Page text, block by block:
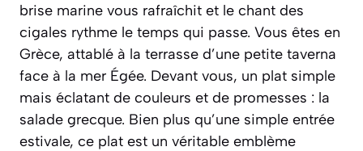
brise marine vous rafraîchit et le chant des
cigales rythme le temps qui passe. Vous êtes en
Grèce, attablé à la terrasse d’une petite taverna
face à la mer Égée. Devant vous, un plat simple
mais éclatant de couleurs et de promesses : la
salade grecque. Bien plus qu’une simple entrée
estivale, ce plat est un véritable emblème